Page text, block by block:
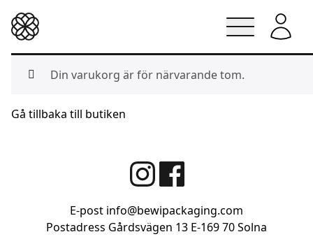
Lindesbergskrukan
Din varukorg är för närvarande tom.
Gå tillbaka till butiken
E-post info@bewipackaging.com
Postadress Gårdsvägen 13 E-169 70 Solna